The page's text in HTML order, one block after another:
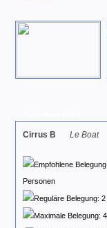
Cirrus B Le Boat
Personen